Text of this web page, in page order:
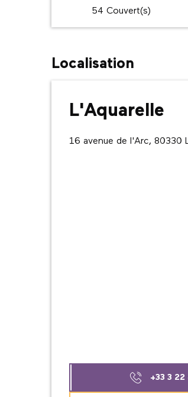
54 Couvert(s)
Localisation
L'Aquarelle
16 avenue de l'Arc, 80330
+33 3